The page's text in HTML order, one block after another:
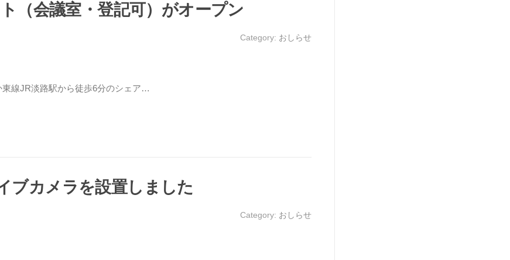
（会議室・登記可）がオープン
Category: おしらせ
線JR淡路駅から徒歩6分のシェア…
ブカメラを設置しました
Category: おしらせ